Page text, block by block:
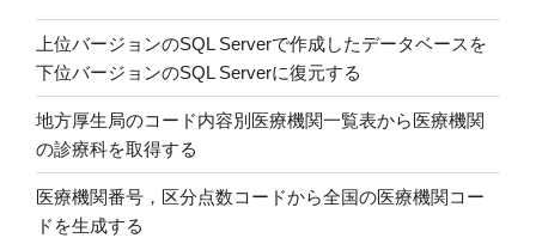
ト
ー
ル
す
る”
の
上位バージョンのSQL Serverで作成したデータベースを
下位バージョンのSQL Serverに復元する
地方厚生局のコード内容別医療機関一覧表から医療機関
の診療科を取得する
医療機関番号，区分点数コードから全国の医療機関コー
ドを生成する